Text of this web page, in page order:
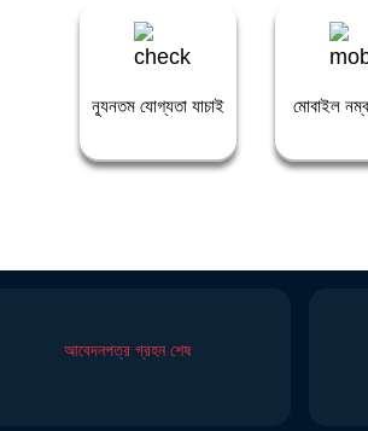
ন্যূনতম যোগ্যতা যাচাই মোবাইল
আবেদনপত্র গ্রহন শেষ